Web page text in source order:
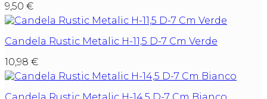
9,50 €
Candela Rustic Metalic H-11,5 D-7 Cm Verde
10,98 €